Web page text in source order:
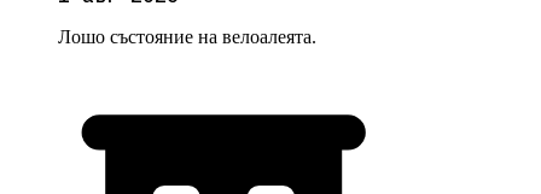
Лошо състояние на велоалеята.